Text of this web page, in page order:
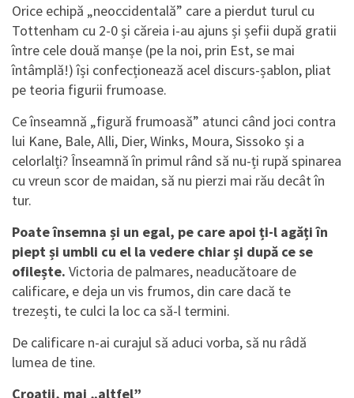
Orice echipă „neoccidentală” care a pierdut turul cu
Tottenham cu 2-0 și căreia i-au ajuns și șefii după gratii
între cele două manșe (pe la noi, prin Est, se mai
întâmplă!) își confecționează acel discurs-șablon, pliat
pe teoria figurii frumoase.
Ce înseamnă „figură frumoasă” atunci când joci contra
lui Kane, Bale, Alli, Dier, Winks, Moura, Sissoko și a
celorlalți? Înseamnă în primul rând să nu-ți rupă spinarea
cu vreun scor de maidan, să nu pierzi mai rău decât în
tur.
Poate însemna și un egal, pe care apoi ți-l agăți în
piept și umbli cu el la vedere chiar și după ce se
ofilește. Victoria de palmares, neaducătoare de
calificare, e deja un vis frumos, din care dacă te
trezești, te culci la loc ca să-l termini.
De calificare n-ai curajul să aduci vorba, să nu râdă
lumea de tine.
Croații, mai „altfel”